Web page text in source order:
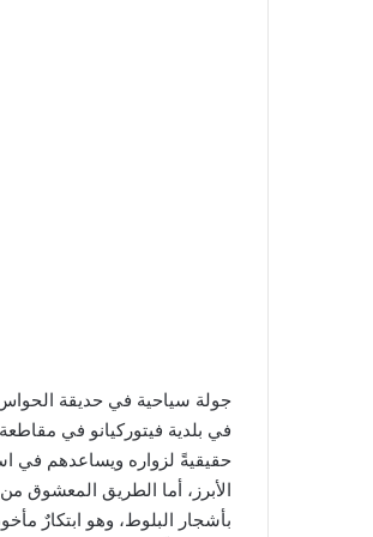
الأبرز، أما الطريق المعشوق